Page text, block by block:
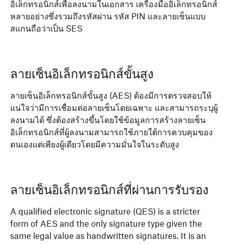
อิเล็กทรอนิกส์เพื่อลงนามในเอกสาร เครื่องมืออิเล็กทรอนิกส์
หลายอย่างซึ่งรวมถึงรหัสผ่าน รหัส PIN และลายเซ็นแบบ
สแกนถือว่าเป็น SES
ลายเซ็นอิเล็กทรอนิกส์ขั้นสูง
ลายเซ็นอิเล็กทรอนิกส์ขั้นสูง (AES) ต้องมีการตรวจสอบให้
แน่ใจว่ามีการเชื่อมต่อลายเซ็นโดยเฉพาะ และสามารถระบุผู้
ลงนามได้ ซึ่งต้องสร้างขึ้นโดยใช้ข้อมูลการสร้างลายเซ็น
อิเล็กทรอนิกส์ที่ผู้ลงนามสามารถใช้ภายใต้การควบคุมของ
ตนเองแต่เพียงผู้เดียวโดยมีความมั่นใจในระดับสูง
ลายเซ็นอิเล็กทรอนิกส์ที่ผ่านการรับรอง
A qualified electronic signature (QES) is a stricter
form of AES and the only signature type given the
same legal value as handwritten signatures. It is an